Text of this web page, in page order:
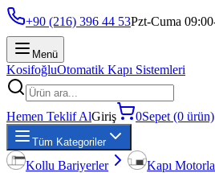
+90 (216) 396 44 53Pzt-Cuma
Menü
KosifoğluOtomatik Kapı Sistemleri
Hemen Teklif AlGiriş 0Sepet (0 ürün)
Tüm Kategoriler
Kollu Bariyerler Kapı